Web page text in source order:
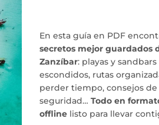
En esta guía en PDF
secretos mejor guardados
Zanzíbar: playas y sandbars
escondidos, rutas
perder tiempo, consejos de
seguridad…Todo en
offline listo para llevar